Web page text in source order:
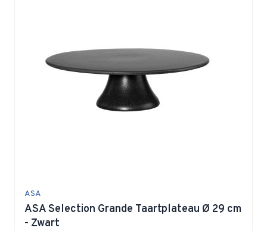
ASA
ASA Selection Grande Taartplateau Ø 29 cm
- Zwart